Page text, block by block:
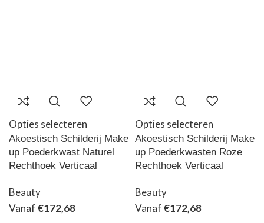
Opties selecteren
Akoestisch Schilderij Make
up Poederkwast Naturel
Rechthoek Verticaal
Beauty
Vanaf €172,68
Opties selecteren
Akoestisch Schilderij Make
up Poederkwasten Roze
Rechthoek Verticaal
Beauty
Vanaf €172,68